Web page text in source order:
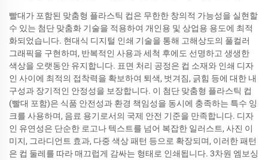
빨대가 포함된 맞춤형 플라스틱 컵은 무한한 창의적 가능성을 실현할
수 있는 첨단 맞춤화 기술을 적용하여 개인용 및 상업용 용도에 최적
화되었습니다. 현대식 디지털 인쇄 기술을 통해 고해상도의 풀컬러
그래픽을 구현하며, 반복적인 사용과 세척 후에도 선명하고 생생한
색상을 오랫동안 유지합니다. 표면 처리 공정은 컵 소재와 인쇄 디자
인 사이에 최적의 접착력을 확보하여 퇴색, 벗겨짐, 긁힘 등에 대한 내
구성과 장기적인 안정성을 보장합니다. 이 첨단 맞춤형 플라스틱 컵
(빨대 포함)은 식품 안전성과 환경 책임성을 동시에 충족하는 특수 잉
크를 사용하며, 음료 용기로서의 국제 안전 기준을 만족합니다. 디자
인 유연성은 단순한 로고나 텍스트를 넘어 복잡한 일러스트, 사진 이
미지, 그라디언트 효과, 다중 색상 패턴 등으로 확장되며, 이러한 패턴
은 컵 둘레를 따라 매끄럽게 감싸는 형태로 인쇄됩니다. 3차원 엠보싱